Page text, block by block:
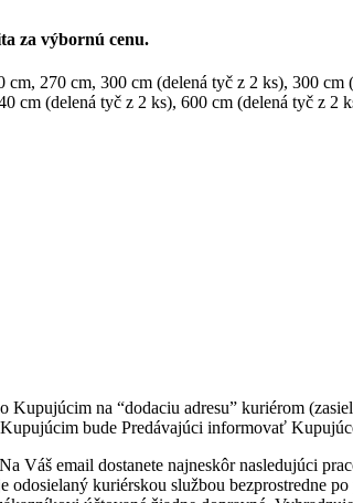
za výbornú cenu.
cm, 270 cm, 300 cm (delená tyč z 2 ks), 300 cm
cm (delená tyč z 2 ks), 600 cm (delená tyč z 2
Kupujúcim na “dodaciu adresu” kuriérom
bude Predávajúci informovať
Váš email dostanete najneskôr nasledujúci
odosielaný kuriérskou službou bezprostredne